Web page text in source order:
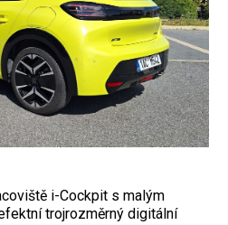
i-Cockpit s malým
trojrozměrný digitální